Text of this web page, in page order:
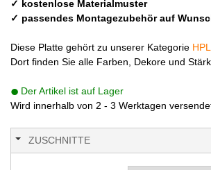
✓ kostenlose Materialmuster
✓ passendes Montagezubehör auf
Diese Platte gehört zu unserer Kategorie
Dort finden Sie alle Farben, Dekore und
Der Artikel ist auf Lager
Wird innerhalb von 2 - 3 Werktagen
ZUSCHNITTE